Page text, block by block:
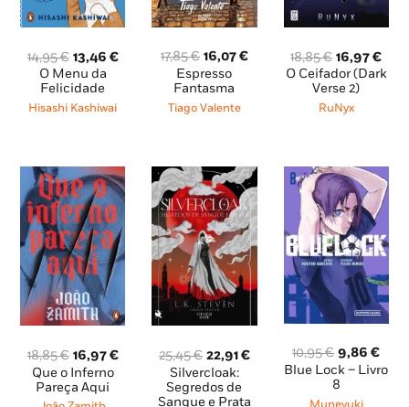
14,95€ O
preço
original
era:
13,46 €O
O Menu da
Felicidade
Hisashi Kashiwai
17,85€ O
preço
original
era:
16,07€O
Espresso
Fantasma
Tiago Valente
18,85€ O
preço
original
era:
16,97€O
O Ceifador (Dark
Verse 2)
RuNyx
18,85€ O
preço
original
16,97€O
Que o Inferno
Pareça Aqui
25,45€ O
preço
original
22,91€O
preço
Silvercloak:
Segredos de
Sangue e Prata
10,95€ O
preço
original
era:
9,86€O
Blue Lock – Livro
8